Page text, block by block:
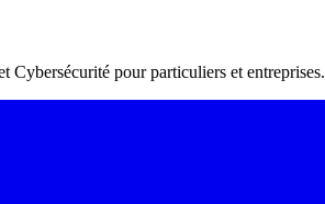
pour particuliers et entreprises.